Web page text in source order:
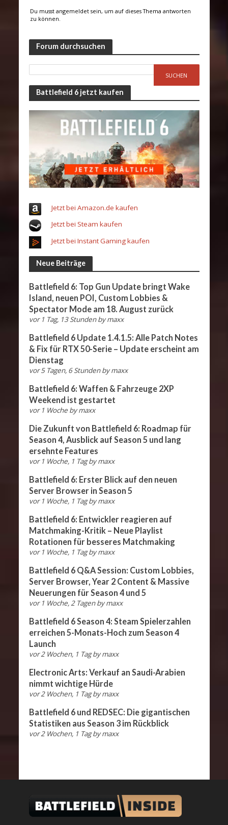
Du musst angemeldet sein, um auf dieses Thema antworten
zu können.
Forum durchsuchen
Battlefield 6 jetzt kaufen
Jetzt bei Amazon.de kaufen
Jetzt bei Steam kaufen
Jetzt bei Instant Gaming kaufen
Neue Beiträge
Battlefield 6: Top Gun Update bringt Wake
Island, neuen POI, Custom Lobbies &
Spectator Mode am 18. August zurück
vor 1 Tag, 13 Stunden bymaxx
Battlefield 6 Update 1.4.1.5: Alle Patch Notes
& Fix für RTX 50-Serie – Update erscheint am
Dienstag
vor 5 Tagen, 6 Stunden bymaxx
Battlefield 6: Waffen & Fahrzeuge 2XP
Weekend ist gestartet
vor 1 Woche bymaxx
Die Zukunft von Battlefield 6: Roadmap für
Season 4, Ausblick auf Season 5 und lang
ersehnte Features
vor 1 Woche, 1 Tag bymaxx
Battlefield 6: Erster Blick auf den neuen
Server Browser in Season 5
vor 1 Woche, 1 Tag bymaxx
Battlefield 6: Entwickler reagieren auf
Matchmaking-Kritik – Neue Playlist
Rotationen für besseres Matchmaking
vor 1 Woche, 1 Tag bymaxx
Battlefield 6 Q&A Session: Custom Lobbies,
Server Browser, Year 2 Content & Massive
Neuerungen für Season 4 und 5
vor 1 Woche, 2 Tagen bymaxx
Battlefield 6 Season 4: Steam Spielerzahlen
erreichen 5-Monats-Hoch zum Season 4
Launch
vor 2 Wochen, 1 Tag bymaxx
Electronic Arts: Verkauf an Saudi-Arabien
nimmt wichtige Hürde
vor 2 Wochen, 1 Tag bymaxx
Battlefield 6 und REDSEC: Die gigantischen
Statistiken aus Season 3 im Rückblick
vor 2 Wochen, 1 Tag bymaxx